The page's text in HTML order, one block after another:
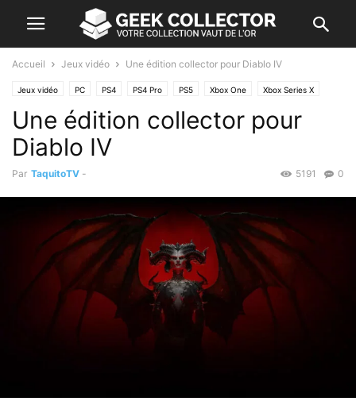
Accueil Jeux vidéo Une édition collector pour Diablo IV
Jeux vidéo PC PS4 PS4 Pro PS5 Xbox One Xbox Series X
Une édition collector pour
Diablo IV
Par TaquitoTV - 0
5191